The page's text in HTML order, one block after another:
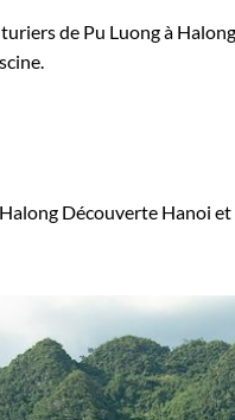
de Pu Luong à
Découverte Hanoi